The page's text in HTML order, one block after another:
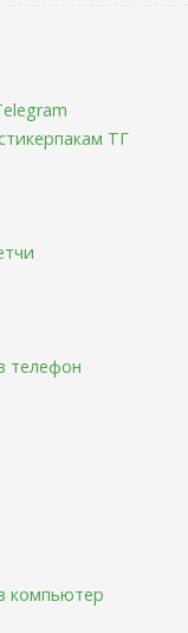
ТГ
телефон
компьютер